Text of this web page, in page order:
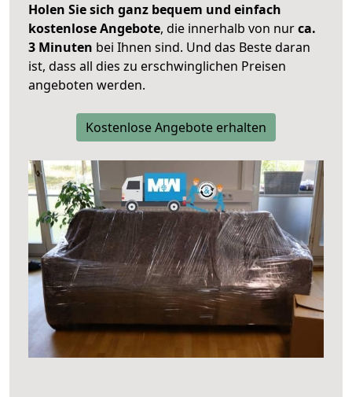
Holen Sie sich ganz bequem und einfach
kostenlose Angebote, die innerhalb von nurca.
3 Minuten bei Ihnen sind. Und das Beste daran
ist, dass all dies zu erschwinglichen Preisen
angeboten werden.
Kostenlose Angebote erhalten